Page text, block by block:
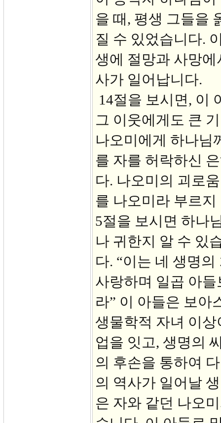
을 때, 평생 그들을
질 수 있었습니다.
생에 절망과 사망
사가 일어납니다.
14절을 보시면, 이
그 이웃에게도 큰
나오미에게 하나님
를 자를 허락하신
다. 나오미의 괴로
를 나오미라 부르
5절을 보시면 하나
나 귀한지 알 수 있
다. “이는 네 생명
사랑하며 일곱 아
라” 이 아들은 보아
생물학적 자녀 이
업을 잇고, 생명의
의 후손을 통하여
의 역사가 일어날
은 자와 같던 나오